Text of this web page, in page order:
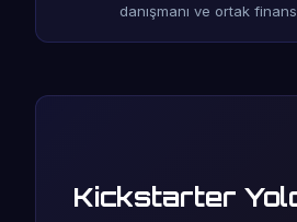
danışmanı ve ortak
Kickstarter